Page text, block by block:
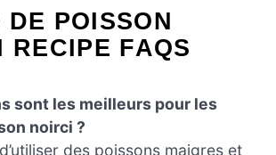
DE POISSON
RECIPE FAQS
sont les meilleurs pour les
noirci ?
des poissons maigres et